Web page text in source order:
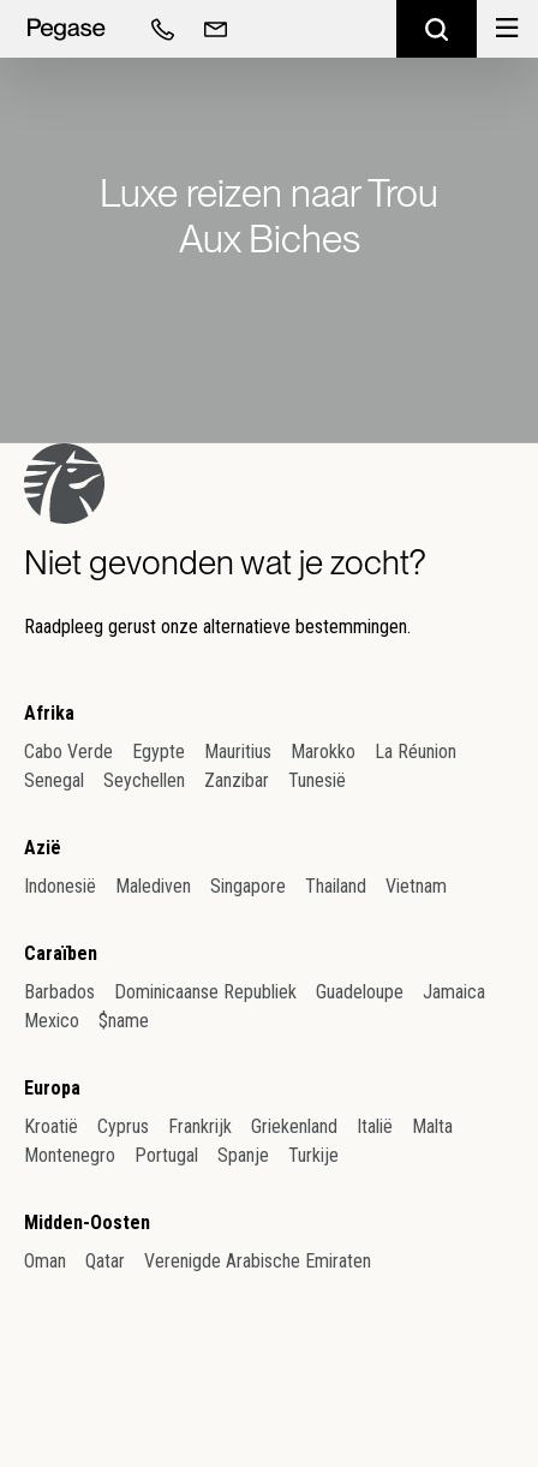
Luxe reizen naar Trou
Aux Biches
Niet gevonden wat je zocht?
Raadpleeg gerust onze alternatieve bestemmingen.
Afrika
Cabo Verde
Egypte Mauritius Marokko
La Réunion
Senegal
Seychellen Zanzibar Tunesië
Azië
Indonesië
Malediven Singapore Thailand Vietnam
Caraïben
Barbados
Dominicaanse Republiek Guadeloupe
Jamaica
Mexico
$name
Europa
Kroatië
Cyprus Frankrijk Griekenland Italië
Malta
Montenegro
Portugal Spanje Turkije
Midden-Oosten
Oman
Qatar Verenigde Arabische Emiraten